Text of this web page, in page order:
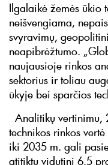
Ilgalaikė žemės ūkio
neišvengiama,
svyravimų,
neapibrėžtumo.
naujausioje rinkos
sektorius ir toliau
ūkyje bei sparčios
Analitikų vertinimu,
technikos rinkos
iki 2035 m. gali
atitiktų vidutinį 6,5